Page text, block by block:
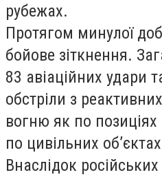
рубежах.
Протягом минулої
бойове зіткнення.
83 авіаційних удари
обстріли з
вогню як по позиціях
по цивільних
Внаслідок